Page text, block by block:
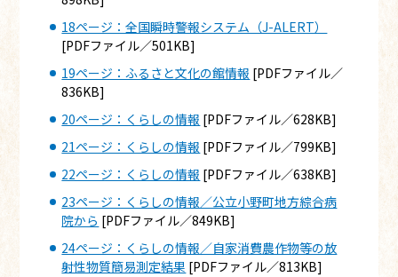
18ページ：全国瞬時警報システム（J-ALERT）
[PDFファイル／501KB]
19ページ：ふるさと文化の館情報 [PDFファイル／
836KB]
20ページ：くらしの情報 [PDFファイル／628KB]
21ページ：くらしの情報 [PDFファイル／799KB]
22ページ：くらしの情報 [PDFファイル／638KB]
23ページ：くらしの情報／公立小野町地方綜合病
院から [PDFファイル／849KB]
24ページ：くらしの情報／自家消費農作物等の放
射性物質簡易測定結果 [PDFファイル／813KB]